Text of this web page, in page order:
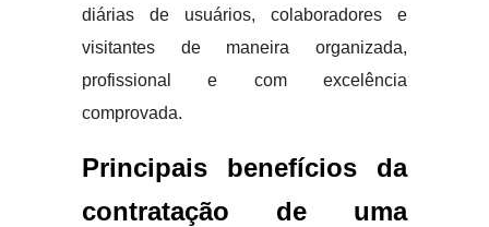
diárias de usuários, colaboradores e
visitantes de maneira organizada,
profissional e com excelência
comprovada.
Principais benefícios da
contratação de uma